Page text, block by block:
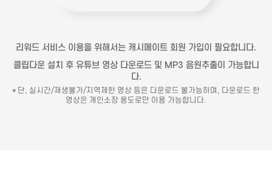
리워드 서비스 이용을 위해서는 캐시메이트 회원 가입이 필요합니다.
클립다운 설치 후 유튜브 영상 다운로드 및 MP3 음원추출이 가능합니
다.
* 단, 실시간/재생불가/지역제한 영상 등은 다운로드 불가능하며, 다운로드 한
영상은 개인소장 용도로만 이용 가능합니다.